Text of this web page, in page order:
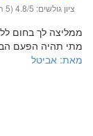
ציון גולשים: 4.8/5 (5 הצבעות)
ממליצה לך בחום
מתי תהיה הפעם
מאת: אביטל